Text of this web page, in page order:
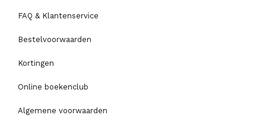
FAQ & Klantenservice
Bestelvoorwaarden
Kortingen
Online boekenclub
Algemene voorwaarden